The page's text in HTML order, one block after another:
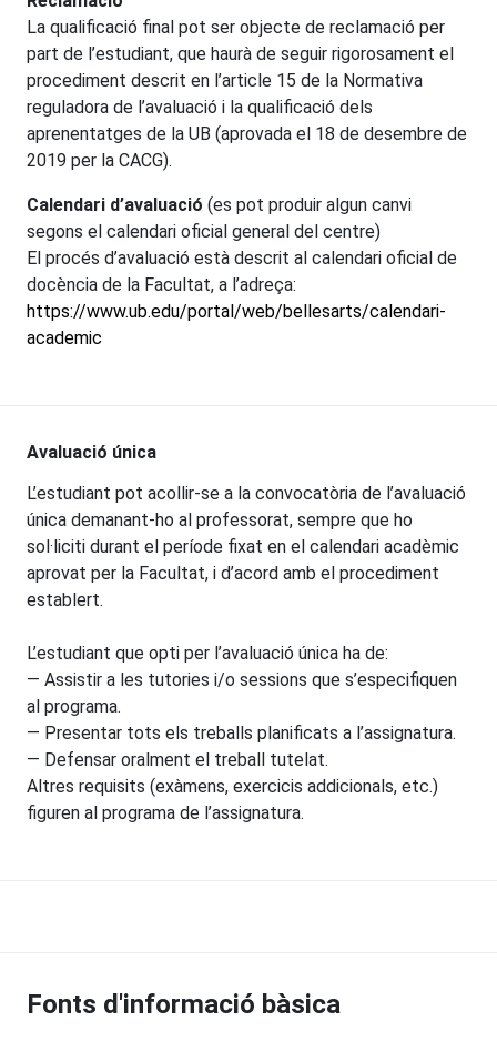
La qualificació final pot ser objecte de reclamació per
part de l’estudiant, que haurà de seguir rigorosament el
procediment descrit en l’article 15 de la Normativa
reguladora de l’avaluació i la qualificació dels
aprenentatges de la UB (aprovada el 18 de desembre de
2019 per la CACG).
Calendari d’avaluació (es pot produir algun canvi
segons el calendari oficial general del centre)
El procés d’avaluació està descrit al calendari oficial de
docència de la Facultat, a l’adreça:
https://www.ub.edu/portal/web/bellesarts/calendari-
academic
Avaluació única
L’estudiant pot acollir-se a la convocatòria de l’avaluació
única demanant-ho al professorat, sempre que ho
sol·liciti durant el període fixat en el calendari acadèmic
aprovat per la Facultat, i d’acord amb el procediment
establert.
L’estudiant que opti per l’avaluació única ha de:
— Assistir a les tutories i/o sessions que s’especifiquen
al programa.
— Presentar tots els treballs planificats a l’assignatura.
— Defensar oralment el treball tutelat.
Altres requisits (exàmens, exercicis addicionals, etc.)
figuren al programa de l’assignatura.
Fonts d'informació bàsica